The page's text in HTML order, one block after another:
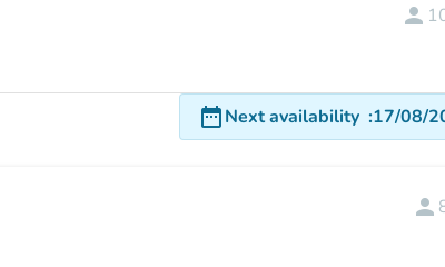
person
date_rangeNext availability :17/08/
person